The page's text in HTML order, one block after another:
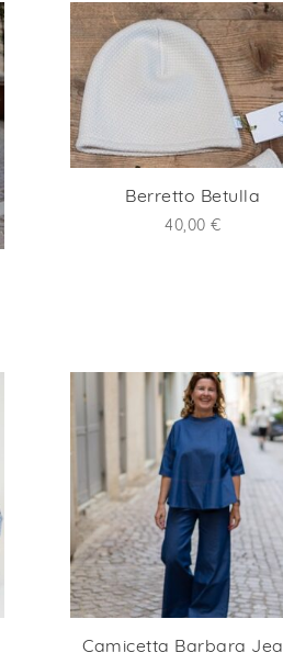
da
Berretto Betulla
40,00 €
Camicetta Barbara